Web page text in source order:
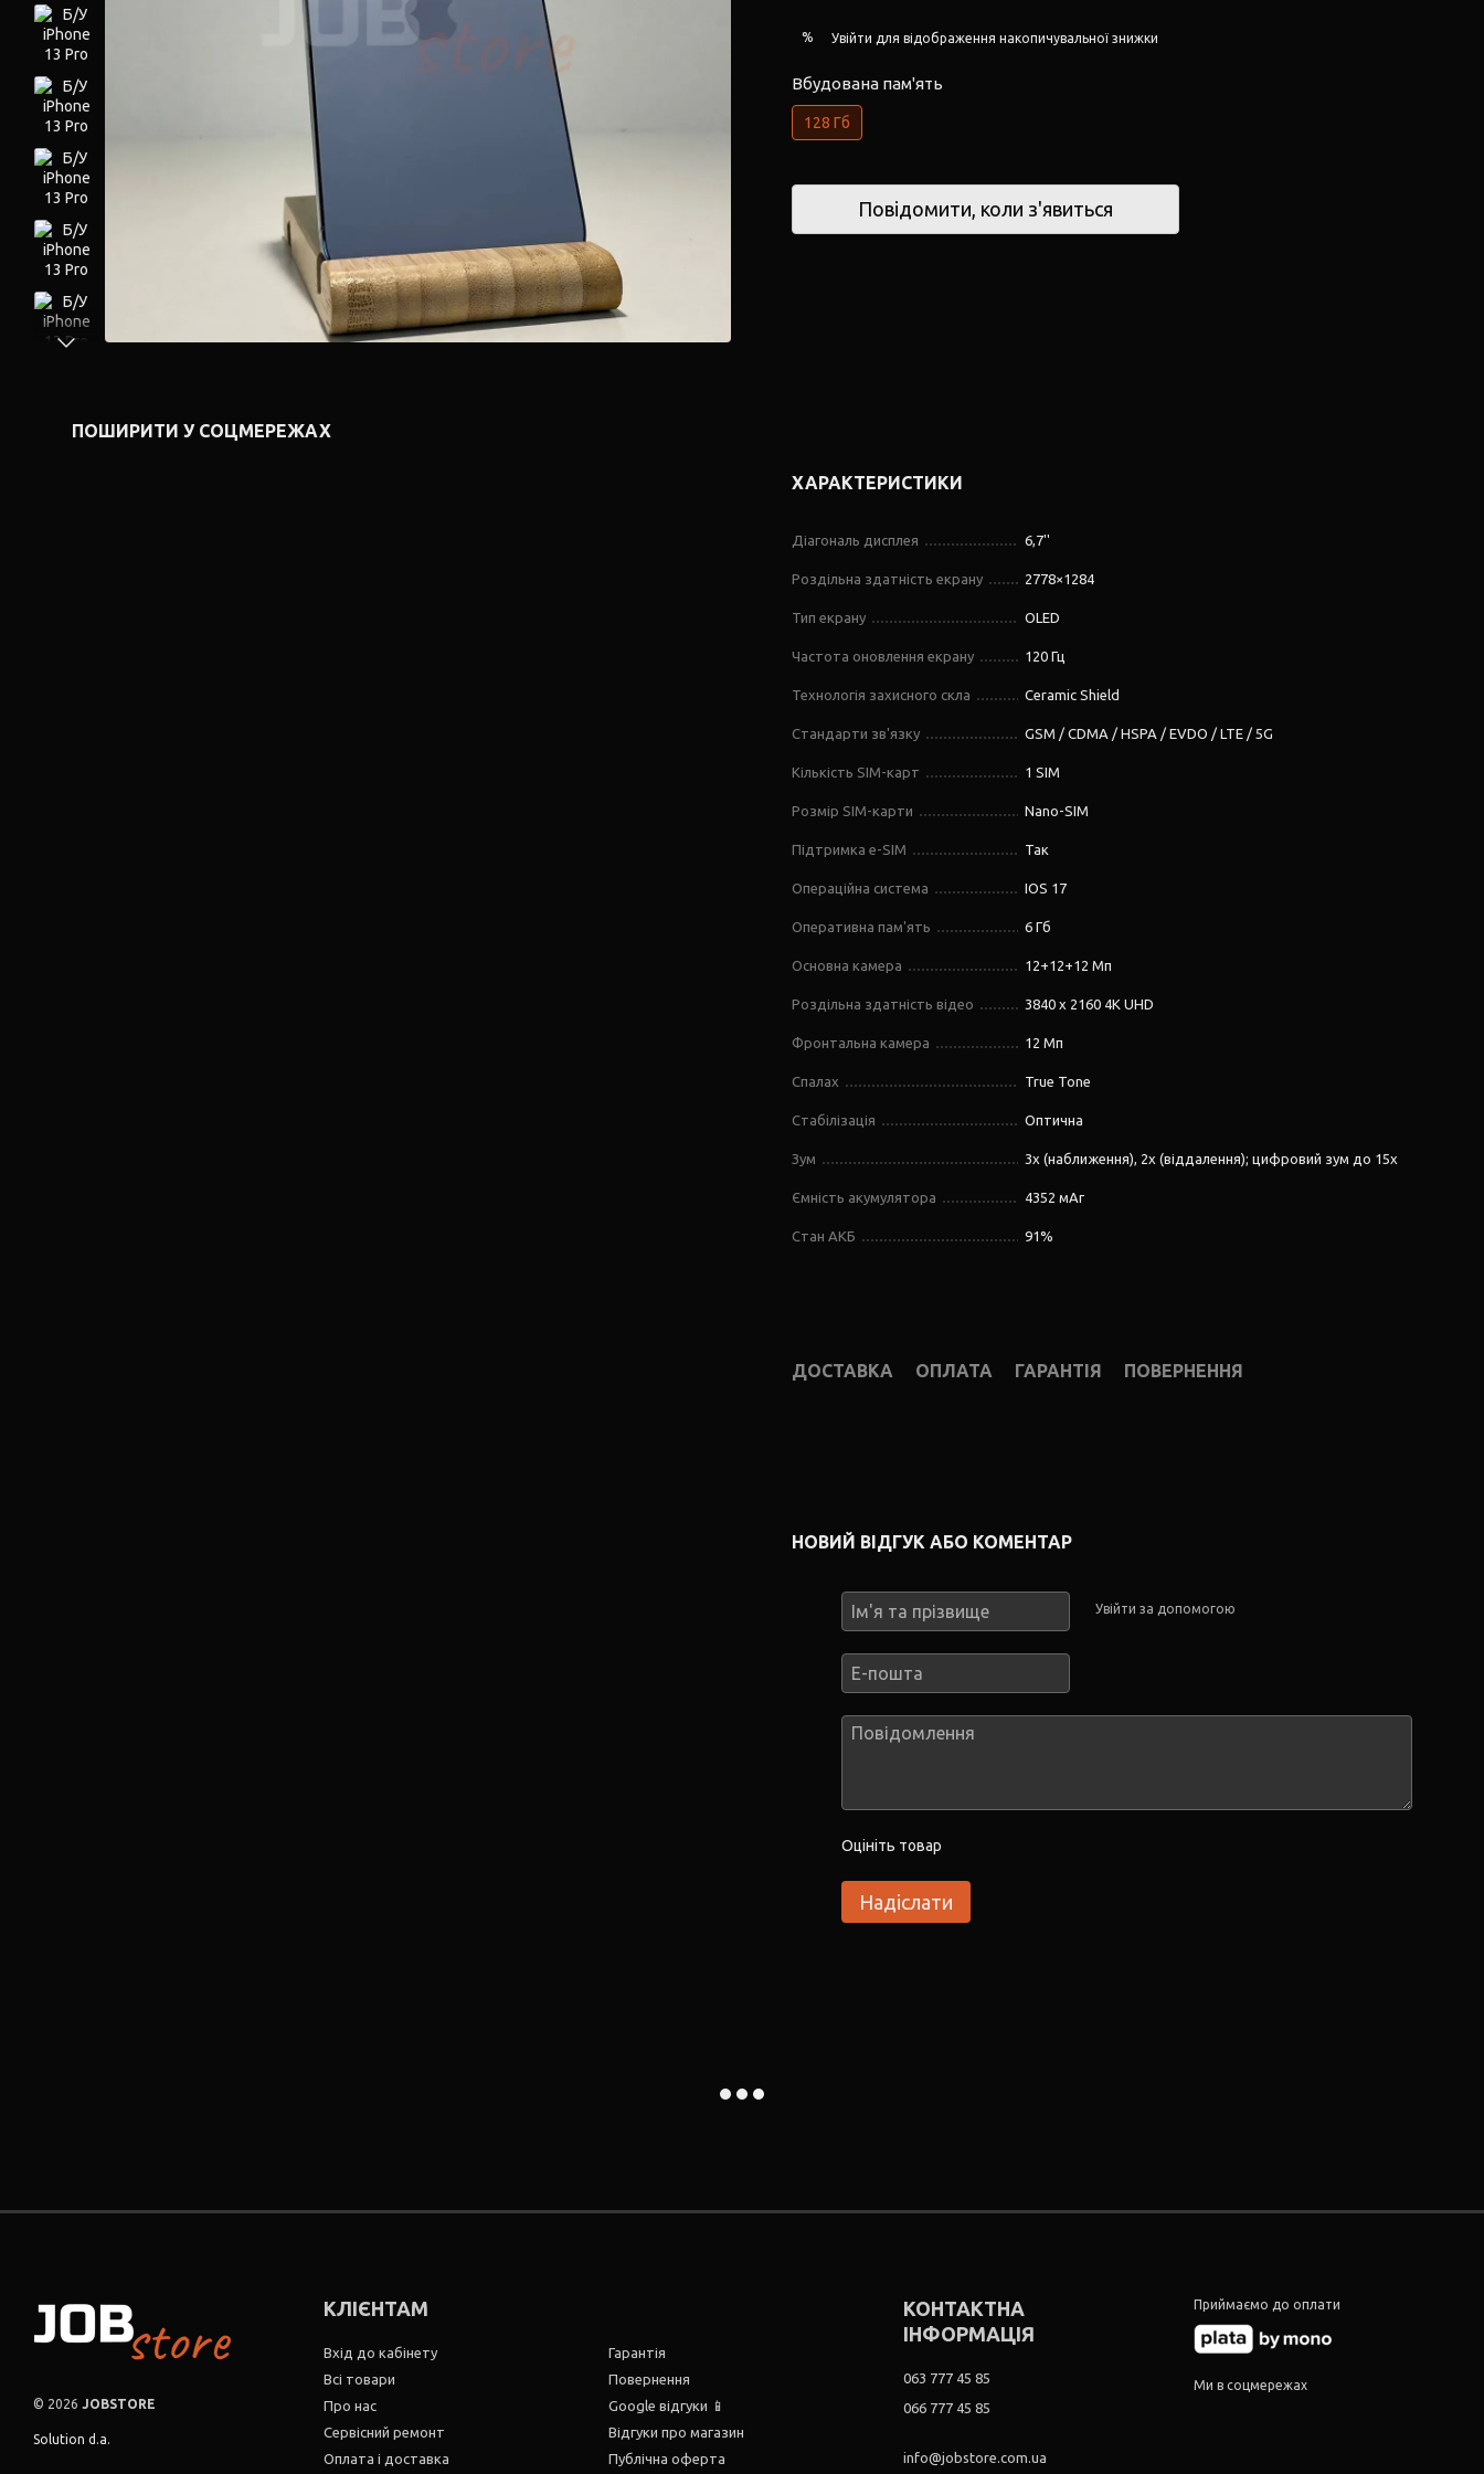
ПОШИРИТИ У СОЦМЕРЕЖАХ
% Увійти для відображення накопичувальної знижки
Вбудована пам'ять
128 Гб
Повідомити, коли з'явиться
ХАРАКТЕРИСТИКИ
Діагональ дисплея 6,7''
Роздільна здатність екрану 2778×1284
Тип екрану OLED
Частота оновлення екрану 120 Гц
Технологія захисного скла Ceramic Shield
Стандарти зв'язку GSM / CDMA / HSPA / EVDO / LTE / 5G
Кількість SIM-карт 1 SIM
Розмір SIM-карти Nano-SIM
Підтримка e-SIM Так
Операційна система IOS 17
Оперативна пам'ять 6 Гб
Основна камера 12+12+12 Мп
Роздільна здатність відео 3840 x 2160 4K UHD
Фронтальна камера 12 Мп
Спалах True Tone
Стабілізація Оптична
Зум 3x (наближення), 2x (віддалення); цифровий зум до 15x
Ємність акумулятора 4352 мАг
Стан АКБ 91%
ДОСТАВКА ОПЛАТА ГАРАНТІЯ ПОВЕРНЕННЯ
НОВИЙ ВІДГУК АБО КОМЕНТАР
Увійти за допомогою
Оцініть товар
Надіслати
© 2026 JOBSTORE
Solution d.a.
КЛІЄНТАМ
Вхід до кабінету
Всі товари
Про нас
Сервісний ремонт
Оплата і доставка
Гарантія
Повернення
Google відгуки 📱
Відгуки про магазин
Публічна оферта
КОНТАКТНА
ІНФОРМАЦІЯ
063 777 45 85
066 777 45 85
info@jobstore.com.ua
Приймаємо до оплати
Ми в соцмережах